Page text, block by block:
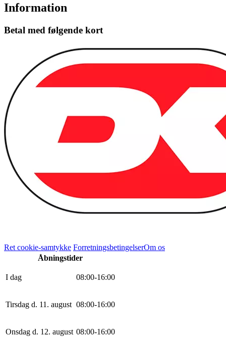
Information
Betal med følgende kort
Ret cookie-samtykke ForretningsbetingelserOm os
Åbningstider
I dag 08:00-16:00
Tirsdag d. 11. august 08:00-16:00
Onsdag d. 12. august 08:00-16:00